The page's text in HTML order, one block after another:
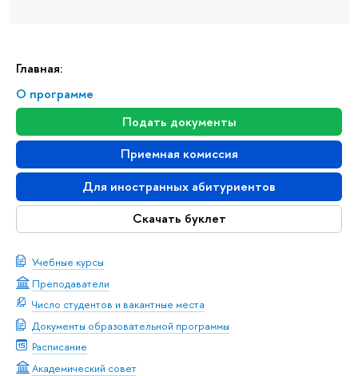
Главная:
О программе
Подать документы
Приемная комиссия
Для иностранных абитуриентов
Скачать буклет
Учебные курсы
Преподаватели
Число студентов и вакантные места
Документы образовательной программы
Расписание
Академический совет